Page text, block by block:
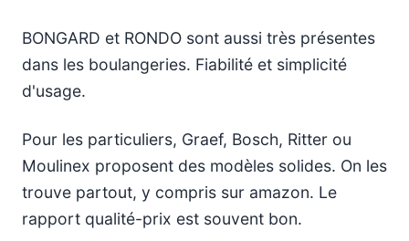
BONGARD et RONDO sont aussi très présentes
dans les boulangeries. Fiabilité et simplicité
d'usage.
Pour les particuliers, Graef, Bosch, Ritter ou
Moulinex proposent des modèles solides. On les
trouve partout, y compris sur amazon. Le
rapport qualité-prix est souvent bon.